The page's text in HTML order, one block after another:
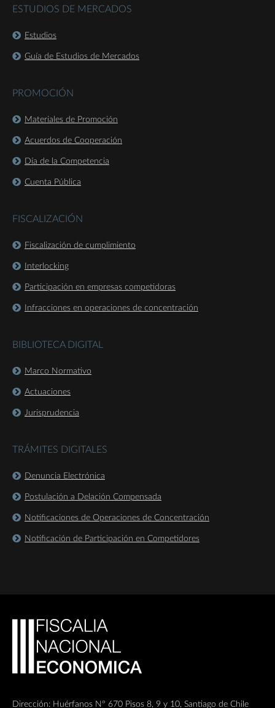
ESTUDIOS DE MERCADOS
Estudios
Guía de Estudios de Mercados
PROMOCIÓN
Materiales de Promoción
Acuerdos de Cooperación
Día de la Competencia
Cuenta Pública
FISCALIZACIÓN
Fiscalización de cumplimiento
Interlocking
Participación en empresas competidoras
Infracciones en operaciones de concentración
BIBLIOTECA DIGITAL
Marco Normativo
Actuaciones
Jurisprudencia
TRÁMITES DIGITALES
Denuncia Electrónica
Postulación a Delación Compensada
Notificaciones de Operaciones de Concentración
Notificación de Participación en Competidores
Dirección: Huérfanos Nº 670 Pisos 8, 9 y 10, Santiago de Chile